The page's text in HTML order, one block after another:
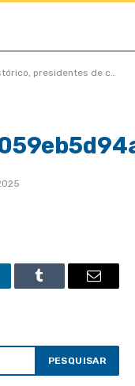
lotam auditório do TCE-MT para primeira edição do Interage 2023
Tumblr Email